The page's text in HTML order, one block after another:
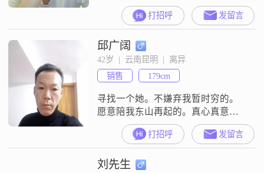
己原则，三观正，比较害羞，慢热
不太主动，感受力很强，容易被感
动，性子有点急，注重客观事实，
不感情用事
打招呼 发留言
邱广阔
42岁  |  云南昆明  |  离异
销售
179cm
寻找一个她。不嫌弃我暂时穷的。
愿意陪我东山再起的。真心真意对
我的。
打招呼 发留言
刘先生